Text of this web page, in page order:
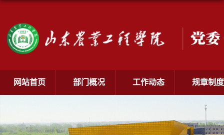
网站首页 部门概况 工作动态 规章制度